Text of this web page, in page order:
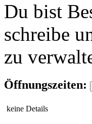
Du bist
schreibe
zu
Öffnungszeiten:
keine Details